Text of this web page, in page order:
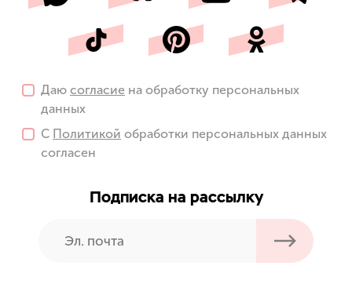
Даю согласие на обработку персональных
данных
С Политикой обработки персональных данных
согласен
Подписка на рассылку